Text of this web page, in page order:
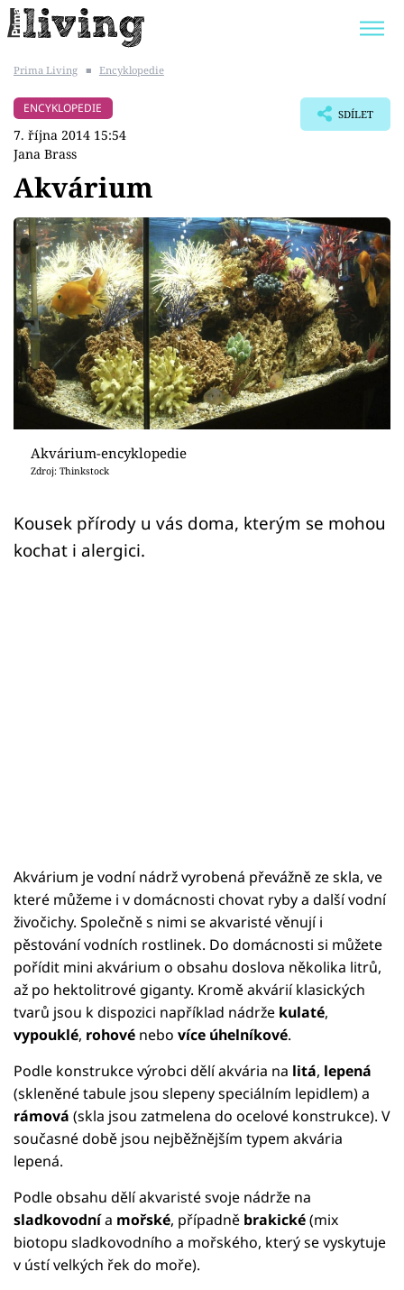
BYDLENÍ SLAVNÝCH
Témata
Bydlení
Zahrada
Design
Sledujte prima+
Přihlášení
Sledujte nás
Prima Living ■ Encyklopedie
ENCYKLOPEDIE
7. října 2014 15:54
Jana Brass
SDÍLET
Akvárium
Akvárium-encyklopedie
Zdroj: Thinkstock
Kousek přírody u vás doma, kterým se mohou
kochat i alergici.
Akvárium je vodní nádrž vyrobená převážně ze skla, ve
které můžeme i v domácnosti chovat ryby a další vodní
živočichy. Společně s nimi se akvaristé věnují i
pěstování vodních rostlinek. Do domácnosti si můžete
pořídit mini akvárium o obsahu doslova několika litrů,
až po hektolitrové giganty. Kromě akvárií klasických
tvarů jsou k dispozici například nádrže kulaté,
vypouklé, rohové nebo více úhelníkové.
Podle konstrukce výrobci dělí akvária na litá, lepená
(skleněné tabule jsou slepeny speciálním lepidlem) a
rámová (skla jsou zatmelena do ocelové konstrukce). V
současné době jsou nejběžnějším typem akvária
lepená.
Podle obsahu dělí akvaristé svoje nádrže na
sladkovodnía mořské, případně brakické(mix
biotopu sladkovodního a mořského, který se vyskytuje
v ústí velkých řek do moře).